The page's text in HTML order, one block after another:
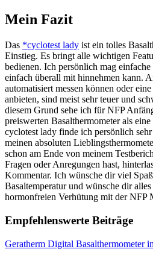
Mein Fazit
Das *cyclotest lady ist ein tolles
Einstieg. Es bringt alle wichtigen
bedienen. Ich persönlich mag
einfach überall mit hinnehmen kann.
automatisiert messen können oder
anbieten, sind meist sehr teuer und
diesem Grund sehe ich für NFP
preiswerten Basalthermometer als
cyclotest lady finde ich persönlich sehr
meinen absoluten
schon am Ende von meinem
Fragen oder Anregungen hast,
Kommentar. Ich wünsche dir viel
Basaltemperatur und wünsche dir
hormonfreien Verhütung mit der NFP
Empfehlenswerte Beiträge
Geratherm Digital Basalthermometer